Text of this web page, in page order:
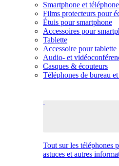
Smartphone et
Films protecteurs pour
Étuis pour smartphone
Accessoires pour
Tablette
Accessoire pour tablette
Audio- et
Casques & écouteurs
Téléphones de bureau
Tout sur les téléphones
astuces et autres